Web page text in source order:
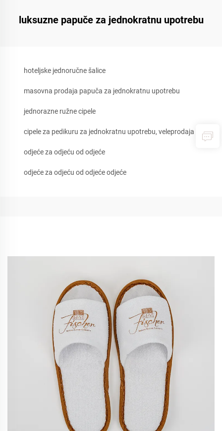
luksuzne papuče za jednokratnu upotrebu
hoteljske jednoručne šalice
masovna prodaja papuča za jednokratnu upotrebu
jednorazne ružne cipele
cipele za pedikuru za jednokratnu upotrebu, veleprodaja
odjeće za odjeću od odjeće
odjeće za odjeću od odjeće odjeće